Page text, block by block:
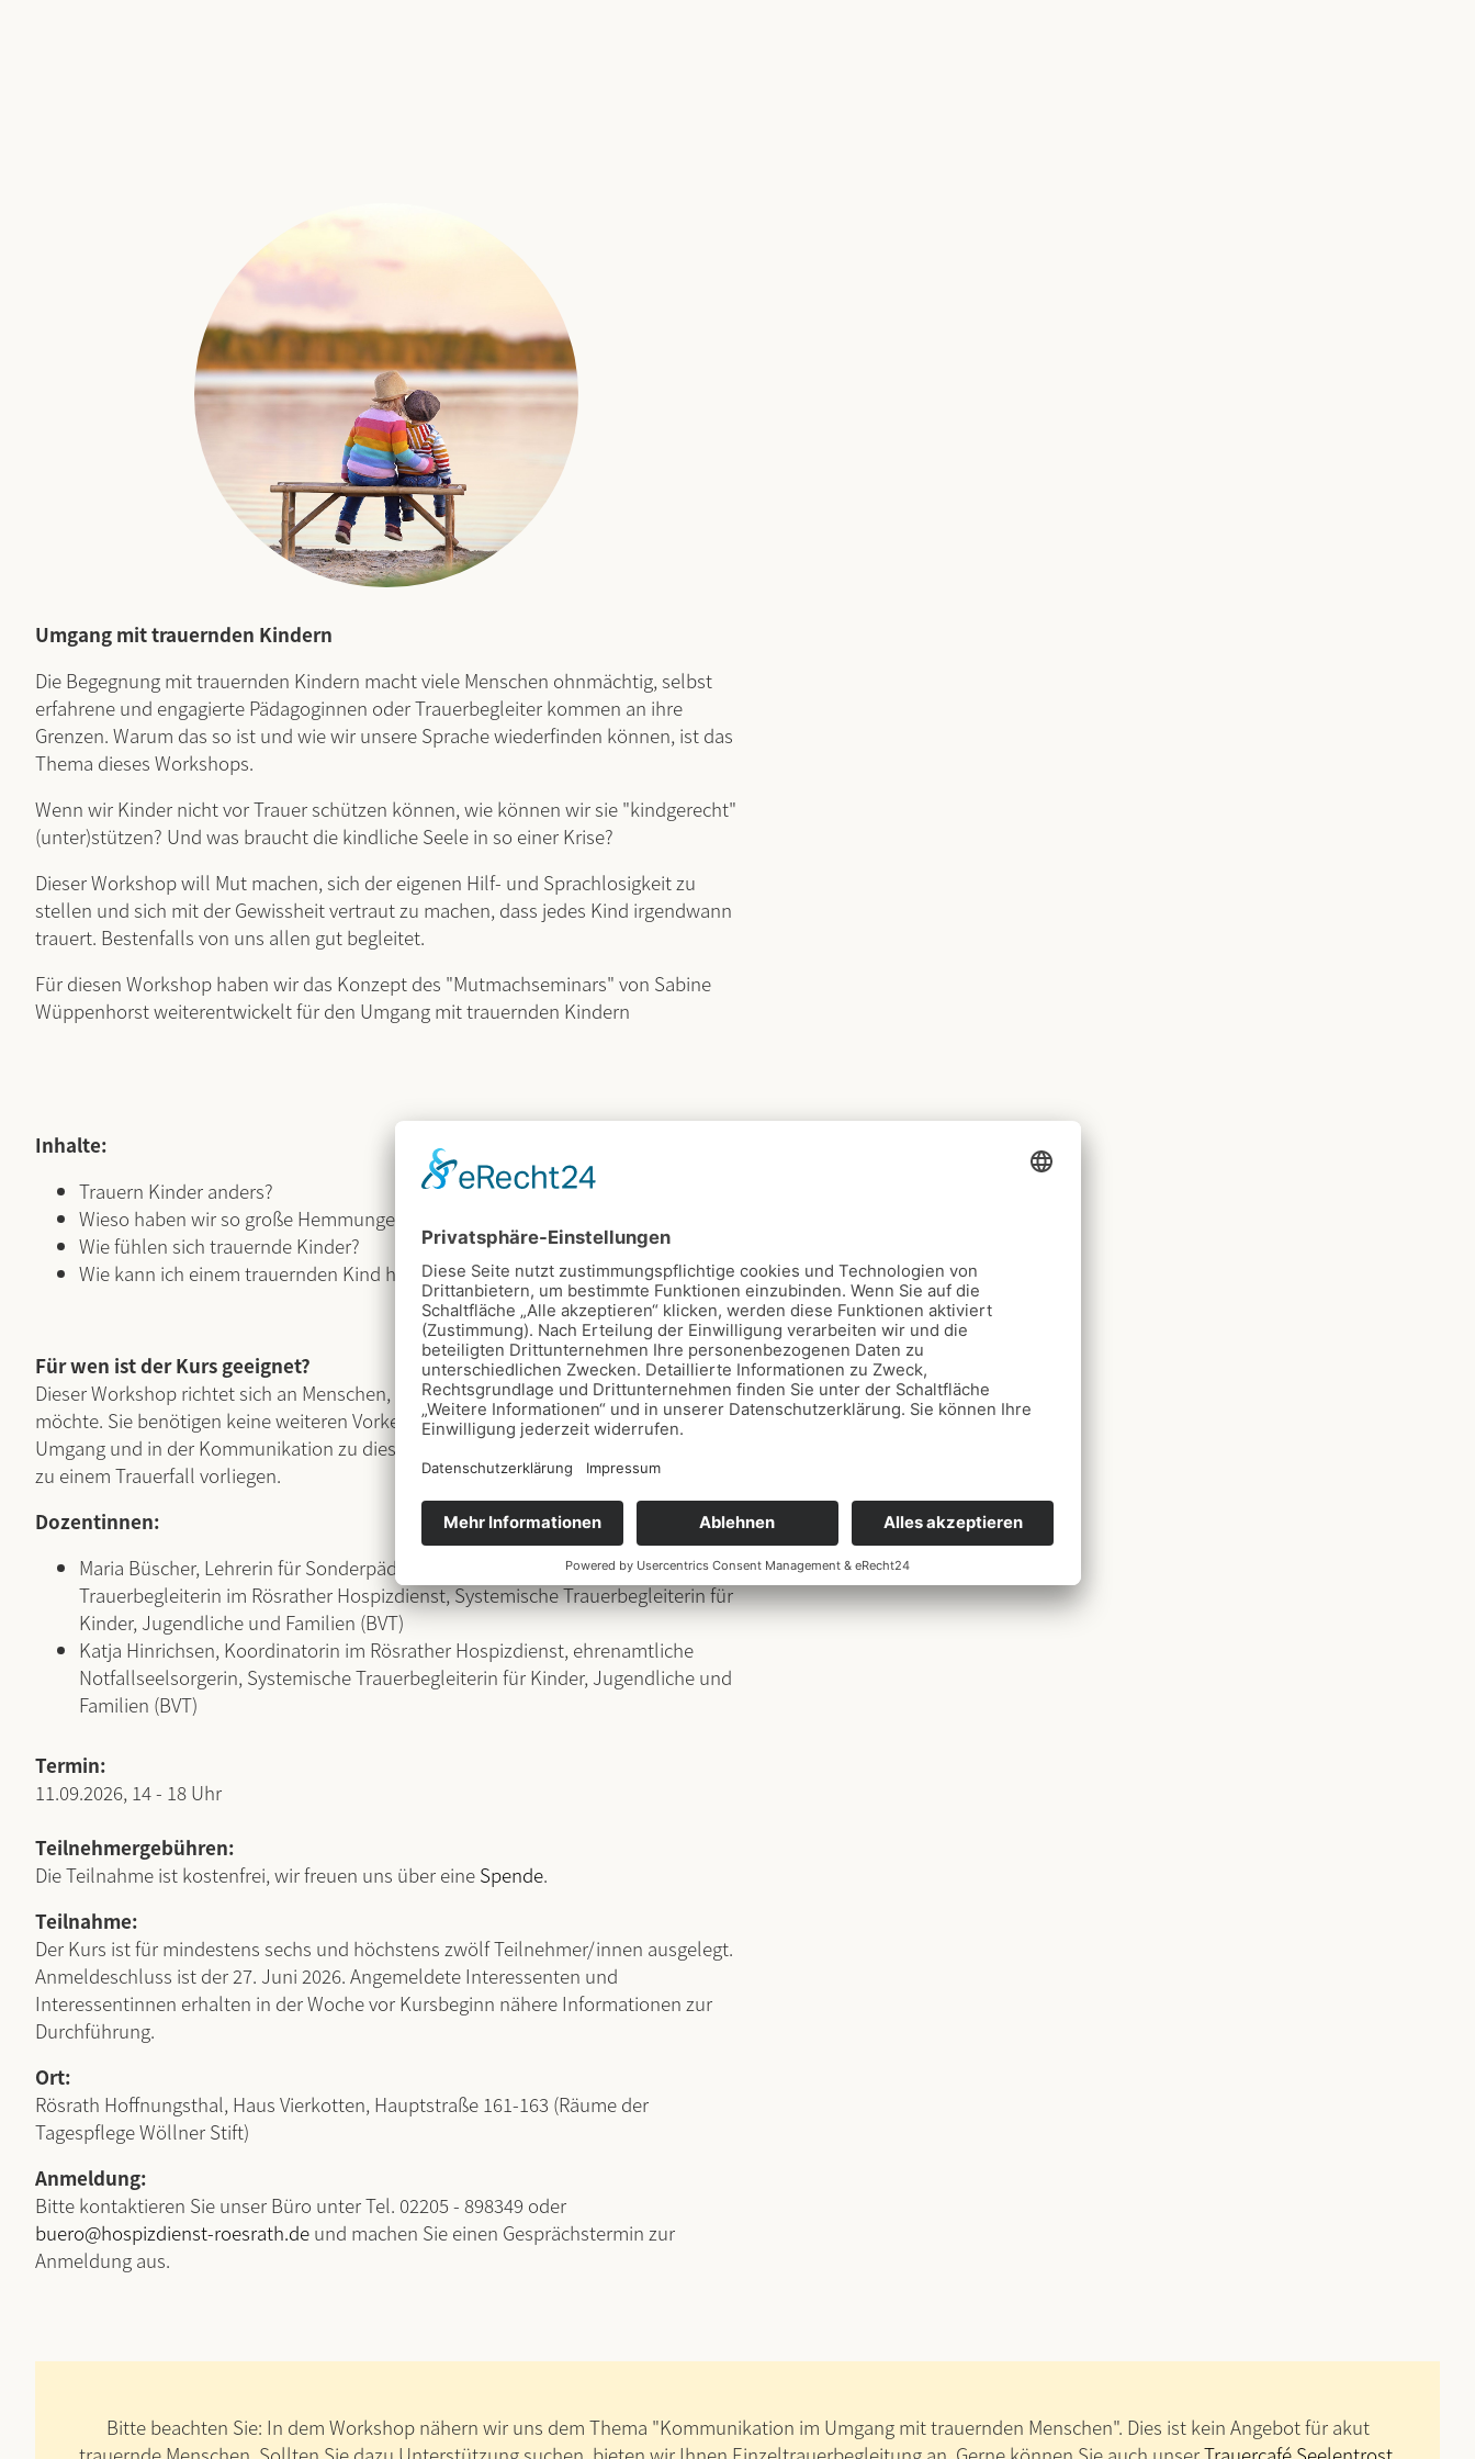
Umgang mit trauernden Kindern
Die Begegnung mit trauernden Kindern macht viele Menschen ohnmächtig, selbst
erfahrene und engagierte Pädagoginnen oder Trauerbegleiter kommen an ihre
Grenzen. Warum das so ist und wie wir unsere Sprache wiederfinden können, ist das
Thema dieses Workshops.
Wenn wir Kinder nicht vor Trauer schützen können, wie können wir sie "kindgerecht"
(unter)stützen? Und was braucht die kindliche Seele in so einer Krise?
Dieser Workshop will Mut machen, sich der eigenen Hilf- und Sprachlosigkeit zu
stellen und sich mit der Gewissheit vertraut zu machen, dass jedes Kind irgendwann
trauert. Bestenfalls von uns allen gut begleitet.
Für diesen Workshop haben wir das Konzept des "Mutmachseminars" von Sabine
Wüppenhorst weiterentwickelt für den Umgang mit trauernden Kindern
Inhalte:
Trauern Kinder anders?
Wieso haben wir so große Hemmungen im Umgang mit trauernden Kindern?
Wie fühlen sich trauernde Kinder?
Wie kann ich einem trauernden Kind helfen?
Für wen ist der Kurs geeignet?
Dieser Workshop richtet sich an Menschen, die mehr über trauernde Kinder erfahren
möchte. Sie benötigen keine weiteren Vorkenntnisse, lediglich eine Offenheit im
Umgang und in der Kommunikation zu diesem Thema. Es muss kein aktueller Bezug
zu einem Trauerfall vorliegen.
Dozentinnen:
Maria Büscher, Lehrerin für Sonderpädagogik, ehrenamtliche Sterbe- und
Trauerbegleiterin im Rösrather Hospizdienst, Systemische Trauerbegleiterin für
Kinder, Jugendliche und Familien (BVT)
Katja Hinrichsen, Koordinatorin im Rösrather Hospizdienst, ehrenamtliche
Notfallseelsorgerin, Systemische Trauerbegleiterin für Kinder, Jugendliche und
Familien (BVT)
Termin:
11.09.2026, 14 - 18 Uhr
Teilnehmergebühren:
Die Teilnahme ist kostenfrei, wir freuen uns über eine Spende.
Teilnahme:
Der Kurs ist für mindestens sechs und höchstens zwölf Teilnehmer/innen ausgelegt.
Anmeldeschluss ist der 27. Juni 2026. Angemeldete Interessenten und
Interessentinnen erhalten in der Woche vor Kursbeginn nähere Informationen zur
Durchführung.
Ort:
Rösrath Hoffnungsthal, Haus Vierkotten, Hauptstraße 161-163 (Räume der
Tagespflege Wöllner Stift)
Anmeldung:
Bitte kontaktieren Sie unser Büro unter Tel. 02205 - 898349 oder
buero@hospizdienst-roesrath.de und machen Sie einen Gesprächstermin zur
Anmeldung aus.
Bitte beachten Sie: In dem Workshop nähern wir uns dem Thema "Kommunikation im Umgang mit trauernden Menschen". Dies ist kein Angebot für akut